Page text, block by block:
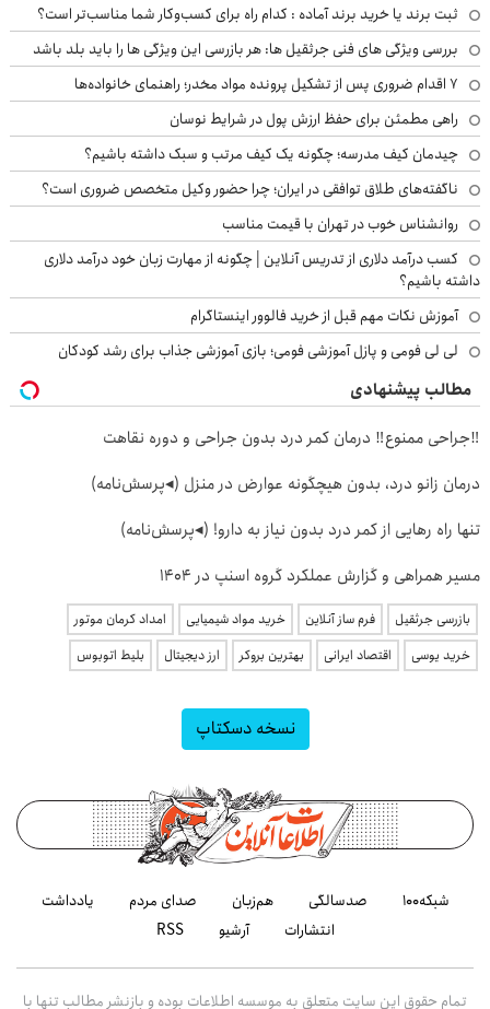
ثبت برند یا خرید برند آماده : کدام راه برای کسب‌وکار شما مناسب‌تر است؟
بررسی ویژگی های فنی جرثقیل ها: هر بازرسی این ویژگی ها را باید بلد باشد
۷ اقدام ضروری پس از تشکیل پرونده مواد مخدر؛ راهنمای خانواده‌ها
راهی مطمئن برای حفظ ارزش پول در شرایط نوسان
چیدمان کیف مدرسه؛ چگونه یک کیف مرتب و سبک داشته باشیم؟
ناگفته‌های طلاق توافقی در ایران؛ چرا حضور وکیل متخصص ضروری است؟
روانشناس خوب در تهران با قیمت مناسب
کسب درآمد دلاری از تدریس آنلاین | چگونه از مهارت زبان خود درآمد دلاری
داشته باشیم؟
آموزش نکات مهم قبل از خرید فالوور اینستاگرام
لی لی فومی و پازل آموزشی فومی؛ بازی آموزشی جذاب برای رشد کودکان
مطالب پیشنهادی
‼️جراحی ممنوع‼️ درمان کمر درد بدون جراحی و دوره نقاهت
درمان زانو درد، بدون هیچگونه عوارض در منزل (◂پرسش‌نامه)
تنها راه رهایی از کمر درد بدون نیاز به دارو! (◂پرسش‌نامه)
مسیر همراهی و گزارش عملکرد گروه اسنپ در ۱۴۰۴
بازرسی جرثقیل فرم ساز آنلاین خرید مواد شیمیایی
امداد کرمان موتور
خرید یوسی
اقتصاد ایرانی بهترین بروکر ارز دیجیتال بلیط اتوبوس
نسخه دسکتاپ
شبکه۱۰۰ صدسالگی هم‌زبان صدای مردم
یادداشت
انتشارات
آرشیو RSS
تمام حقوق این سایت متعلق به موسسه اطلاعات بوده و بازنشر مطالب تنها با